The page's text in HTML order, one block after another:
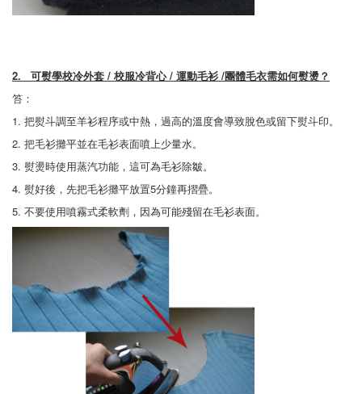
2. 可熨學校冷外套 / 校服冷背心 / 運動毛衫 /團體毛衣需如何熨燙？
笞：
1. 把熨斗調至羊衫程序或中熱，過高的溫度會導致脫色或留下熨斗印。
2. 把毛衫攤平並在毛衫表面噴上少量水。
3. 熨燙時使用蒸汽功能，這可為毛衫除皺。
4. 熨好後，先把毛衫攤平放置5分鐘再摺疊。
5. 不要使用噴霧式柔軟劑，因為可能殘留在毛衫表面。